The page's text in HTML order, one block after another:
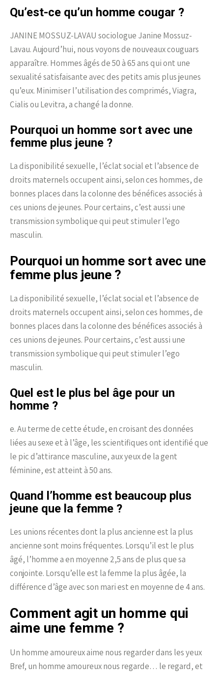
Qu’est-ce qu’un homme cougar ?
JANINE MOSSUZ-LAVAU sociologue Janine Mossuz-
Lavau. Aujourd’hui, nous voyons de nouveaux couguars
apparaître. Hommes âgés de 50 à 65 ans qui ont une
sexualité satisfaisante avec des petits amis plus jeunes
qu’eux. Minimiser l’utilisation des comprimés, Viagra,
Cialis ou Levitra, a changé la donne.
Pourquoi un homme sort avec une
femme plus jeune ?
La disponibilité sexuelle, l’éclat social et l’absence de
droits maternels occupent ainsi, selon ces hommes, de
bonnes places dans la colonne des bénéfices associés à
ces unions de jeunes. Pour certains, c’est aussi une
transmission symbolique qui peut stimuler l’ego
masculin.
Pourquoi un homme sort avec une
femme plus jeune ?
La disponibilité sexuelle, l’éclat social et l’absence de
droits maternels occupent ainsi, selon ces hommes, de
bonnes places dans la colonne des bénéfices associés à
ces unions de jeunes. Pour certains, c’est aussi une
transmission symbolique qui peut stimuler l’ego
masculin.
Quel est le plus bel âge pour un
homme ?
e. Au terme de cette étude, en croisant des données
liées au sexe et à l’âge, les scientifiques ont identifié que
le pic d’attirance masculine, aux yeux de la gent
féminine, est atteint à 50 ans.
Quand l’homme est beaucoup plus
jeune que la femme ?
Les unions récentes dont la plus ancienne est la plus
ancienne sont moins fréquentes. Lorsqu’il est le plus
âgé, l’homme a en moyenne 2,5 ans de plus que sa
conjointe. Lorsqu’elle est la femme la plus âgée, la
différence d’âge avec son mari est en moyenne de 4 ans.
Comment agit un homme qui
aime une femme ?
Un homme amoureux aime nous regarder dans les yeux
Bref, un homme amoureux nous regarde… le regard, et